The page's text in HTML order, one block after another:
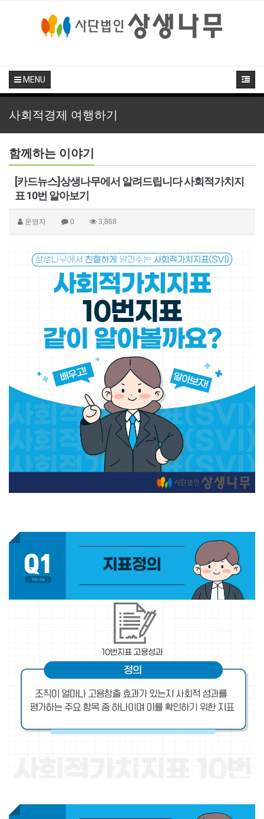
MENU
사회적경제 여행하기
함께하는 이야기
[카드뉴스]상생나무에서 알려드립니다 사회적가치지
표 10번 알아보기
운영자 0 3,868